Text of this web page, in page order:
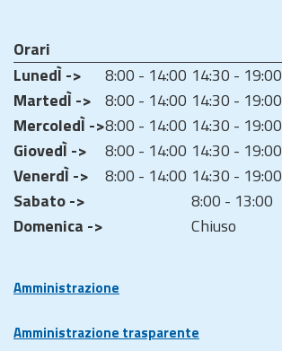
Orari
LunedÌ ->
8:00 - 14:00 14:30 - 19:00
MartedÌ -> 8:00 - 14:00 14:30 - 19:00
MercoledÌ ->8:00 - 14:00 14:30 - 19:00
GiovedÌ ->
8:00 - 14:00 14:30 - 19:00
VenerdÌ ->
8:00 - 14:00 14:30 - 19:00
Sabato ->
8:00 - 13:00
Domenica ->
Chiuso
Amministrazione
Amministrazione trasparente